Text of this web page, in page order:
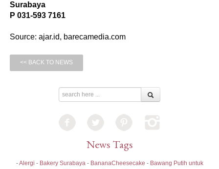
Surabaya
P 031-593 7161
Source: ajar.id, barecamedia.com
<< BACK TO NEWS
News Tags
-Alergi - Bakery Surabaya- BananaCheesecake - Bawang Putih untuk